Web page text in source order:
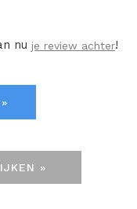
nu je review achter!
»